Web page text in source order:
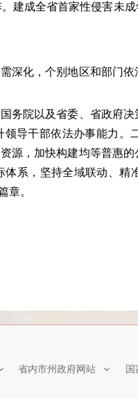
建成全省首家性侵害未
化，个别地区和部门依
院以及省委、省政府决
导干部依法办事能力
源，加快构建均等普惠
系，坚持全域联动、
章。
省内市州政府网站